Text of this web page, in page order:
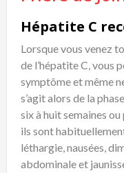
Lorsque vous venez
de l’hépatite C, vous
symptôme et même
s’agit alors de la
six à huit semaines
ils sont
léthargie, nausées,
abdominale et